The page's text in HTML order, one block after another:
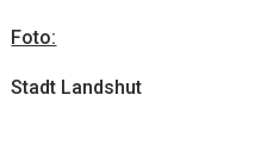
Foto:
Stadt Landshut